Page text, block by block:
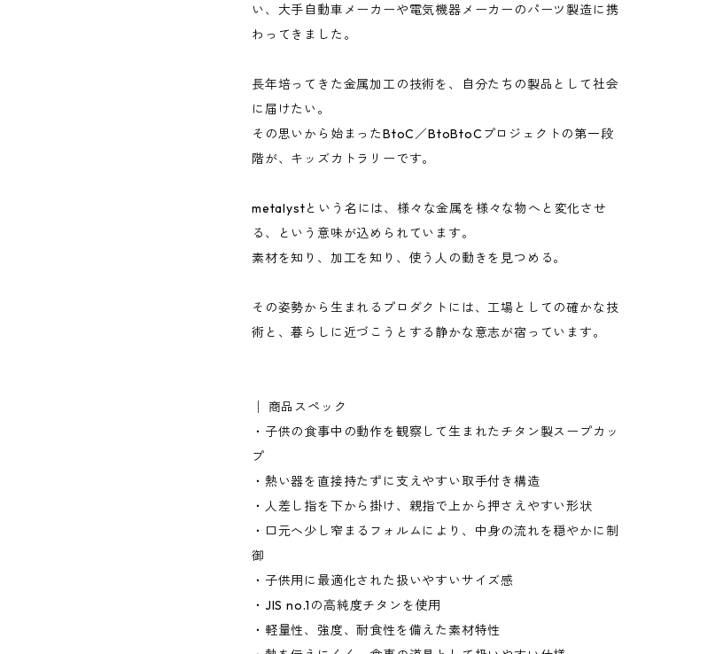
い、大手自動車メーカーや電気機器メーカーのパーツ製造に携
わってきました。
長年培ってきた金属加工の技術を、自分たちの製品として社会
に届けたい。
その思いから始まったBtoC／BtoBtoCプロジェクトの第一段
階が、キッズカトラリーです。
metalystという名には、様々な金属を様々な物へと変化させ
る、という意味が込められています。
素材を知り、加工を知り、使う人の動きを見つめる。
その姿勢から生まれるプロダクトには、工場としての確かな技
術と、暮らしに近づこうとする静かな意志が宿っています。
│ 商品スペック
・子供の食事中の動作を観察して生まれたチタン製スープカッ
プ
・熱い器を直接持たずに支えやすい取手付き構造
・人差し指を下から掛け、親指で上から押さえやすい形状
・口元へ少し窄まるフォルムにより、中身の流れを穏やかに制
御
・子供用に最適化された扱いやすいサイズ感
・JIS no.1の高純度チタンを使用
・軽量性、強度、耐食性を備えた素材特性